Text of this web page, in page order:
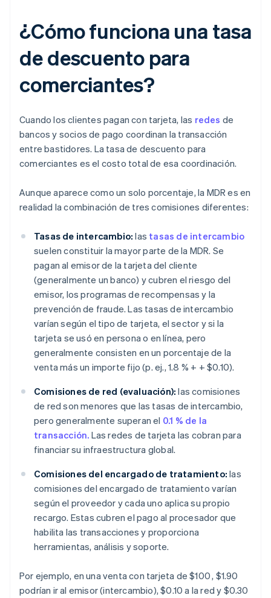
¿Cómo funciona una tasa
de descuento para
comerciantes?
Cuando los clientes pagan con tarjeta, las redes de
bancos y socios de pago coordinan la transacción
entre bastidores. La tasa de descuento para
comerciantes es el costo total de esa coordinación.
Aunque aparece como un solo porcentaje, la MDR es en
realidad la combinación de tres comisiones diferentes:
Tasas de intercambio: las tasas de intercambio
suelen constituir la mayor parte de la MDR. Se
pagan al emisor de la tarjeta del cliente
(generalmente un banco) y cubren el riesgo del
emisor, los programas de recompensas y la
prevención de fraude. Las tasas de intercambio
varían según el tipo de tarjeta, el sector y si la
tarjeta se usó en persona o en línea, pero
generalmente consisten en un porcentaje de la
venta más un importe fijo (p. ej., 1.8 % + + $0.10).
Comisiones de red (evaluación): las comisiones
de red son menores que las tasas de intercambio,
pero generalmente superan el 0.1 % de la
transacción. Las redes de tarjeta las cobran para
financiar su infraestructura global.
Comisiones del encargado de tratamiento: las
comisiones del encargado de tratamiento varían
según el proveedor y cada uno aplica su propio
recargo. Estas cubren el pago al procesador que
habilita las transacciones y proporciona
herramientas, análisis y soporte.
Por ejemplo, en una venta con tarjeta de $100 , $1.90
podrían ir al emisor (intercambio), $0.10 a la red y $0.30